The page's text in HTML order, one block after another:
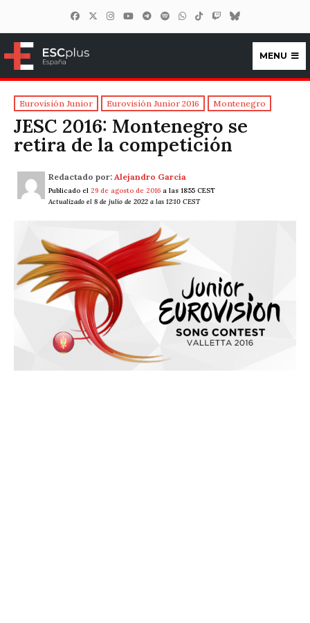
ESCplus España
MENU
Eurovisión Junior Eurovisión Junior 2016 Montenegro
JESC 2016: Montenegro se
retira de la competición
Redactado por: Alejandro García
Publicado el 29 de agosto de 2016 a las 18:55 CEST
Actualizado el 8 de julio de 2022 a las 12:10 CEST